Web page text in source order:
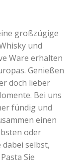
großzügige
und
Ware erhalten
Genießen
doch lieber
Bei uns
fündig und
einen
oder
dabei selbst,
Sie